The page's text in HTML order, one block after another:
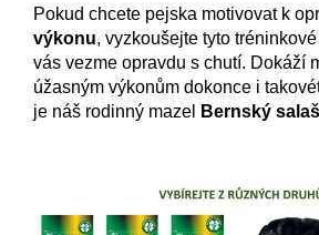
Pokud chcete pejska motivovat k
výkonu, vyzkoušejte tyto
vás vezme opravdu s chutí. Dokáží
úžasným výkonům dokonce i
je náš rodinný mazel
Bernský